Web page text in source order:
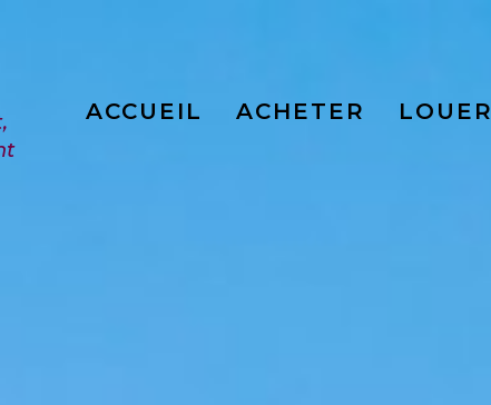
ACCUEIL ACHETER LOUER